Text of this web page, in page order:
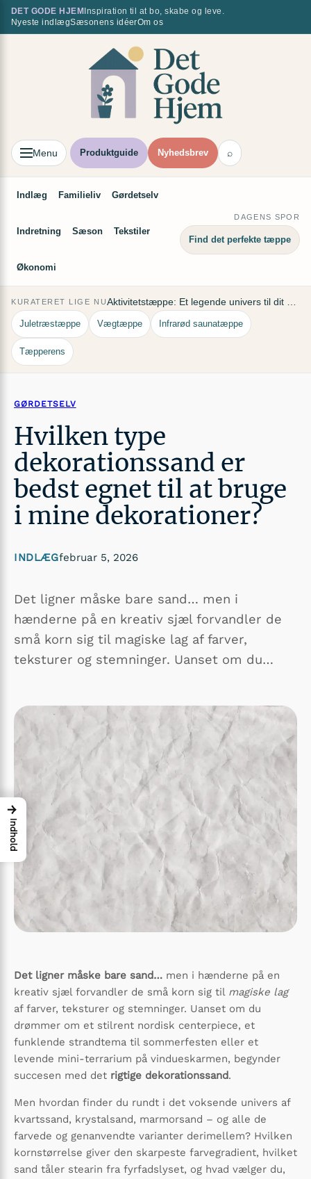
Spring
DET GODE HJEM Inspiration til at bo, skabe og leve.
Nyeste indlægSæsonens idéerOm os
Menu Produktguide Nyhedsbrev ⌕
Indlæg Familieliv Gørdetselv
Indretning Sæson Tekstiler
Økonomi
DAGENS SPOR
Find det perfekte tæppe
KURATERET LIGE NU
Juletræstæppe Vægtæppe Infrarød saunatæppe
Tæpperens
GØRDETSELV
Hvilken type
dekorationssand er
bedst egnet til at bruge
i mine dekorationer?
INDLÆGfebruar 5, 2026
Det ligner måske bare sand… men i
hænderne på en kreativ sjæl forvandler de
små korn sig til magiske lag af farver,
teksturer og stemninger. Uanset om du…
Det ligner måske bare sand… men i hænderne på en
kreativ sjæl forvandler de små korn sig til magiske lag
af farver, teksturer og stemninger. Uanset om du
drømmer om et stilrent nordisk centerpiece, et
funklende strandtema til sommerfesten eller et
levende mini-terrarium på vindueskarmen, begynder
succesen med det rigtige dekorationssand.
Men hvordan finder du rundt i det voksende univers af
kvartssand, krystalsand, marmorsand – og alle de
farvede og genanvendte varianter derimellem? Hvilken
kornstørrelse giver den skarpeste farve­gradient, hvilket
sand tåler stearin fra fyrfadslyset, og hvad vælger du,
→
Indhold